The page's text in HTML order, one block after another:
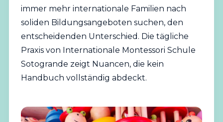
immer mehr internationale Familien nach
soliden Bildungsangeboten suchen, den
entscheidenden Unterschied. Die tägliche
Praxis von Internationale Montessori Schule
Sotogrande zeigt Nuancen, die kein
Handbuch vollständig abdeckt.